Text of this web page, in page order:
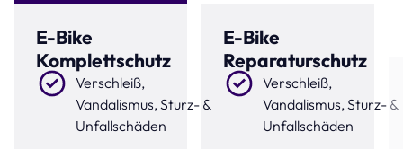
E-Bike
Komplettschutz
Verschleiß,
Vandalismus, Sturz- &
Unfallschäden
E-Bike
Reparaturschutz
Verschleiß,
Vandalismus, Sturz- &
Unfallschäden